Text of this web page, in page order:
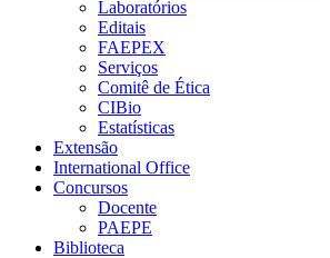
Laboratórios
Editais
FAEPEX
Serviços
Comitê de Ética
CIBio
Estatísticas
Extensão
International Office
Concursos
Docente
PAEPE
Biblioteca